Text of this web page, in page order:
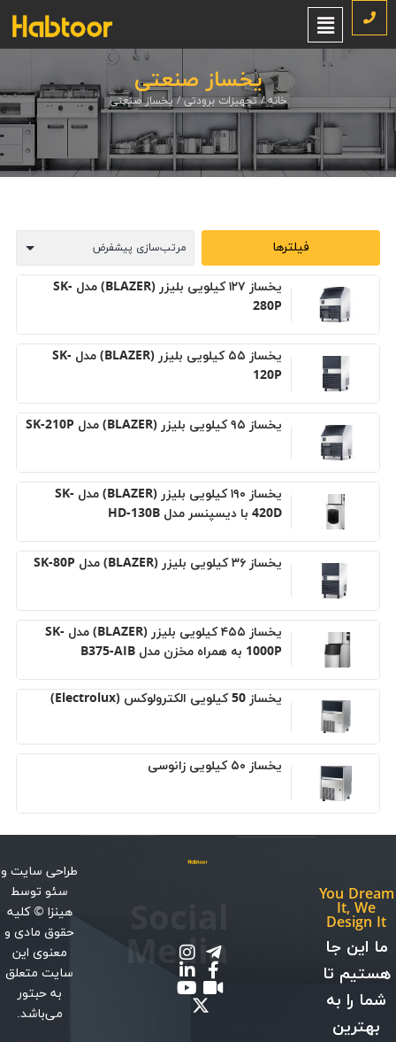
یخساز صنعتی
خانه/تجهیزات برودتی/ یخساز صنعتی
فیلترها
يخساز ۱۲۷ کيلویی بلیزر (BLAZER) مدل SK-
280P
يخساز ۵۵ کيلویی بلیزر (BLAZER) مدل SK-
120P
يخساز ۹۵ کيلویی بلیزر (BLAZER) مدل SK-210P
یخساز ۱۹۰ کیلویی بلیزر (BLAZER) مدل SK-
420D با دیسپنسر مدل HD-130B
یخساز ۳۶ کیلویی بلیزر (BLAZER) مدل SK-80P
یخساز ۴۵۵ کیلویی بلیزر (BLAZER) مدل SK-
1000P به همراه مخزن مدل B375-AIB
یخساز 50 کیلویی الکترولوکس (Electrolux)
یخساز ۵۰ کیلویی زانوسی
You Dream
It, We
Design It
ما این جا
هستیم تا
شما را به
بهترین
Media
طراحی سایتو
سئوتوسط
هینزا © کلیه
حقوق مادی و
معنوی این
سایت متعلق
به حبتور
می‌باشد.